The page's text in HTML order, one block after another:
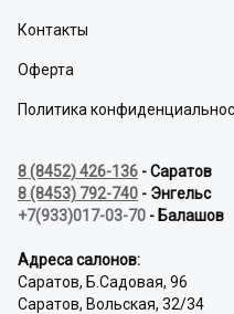
Контакты
Оферта
Политика
8 (8452) 426-136 - Саратов
8 (8453) 792-740 - Энгельс
+7(933)017-03-70 - Балашов
Адреса салонов:
Саратов, Б.Садовая, 96
Саратов, Вольская, 32/34